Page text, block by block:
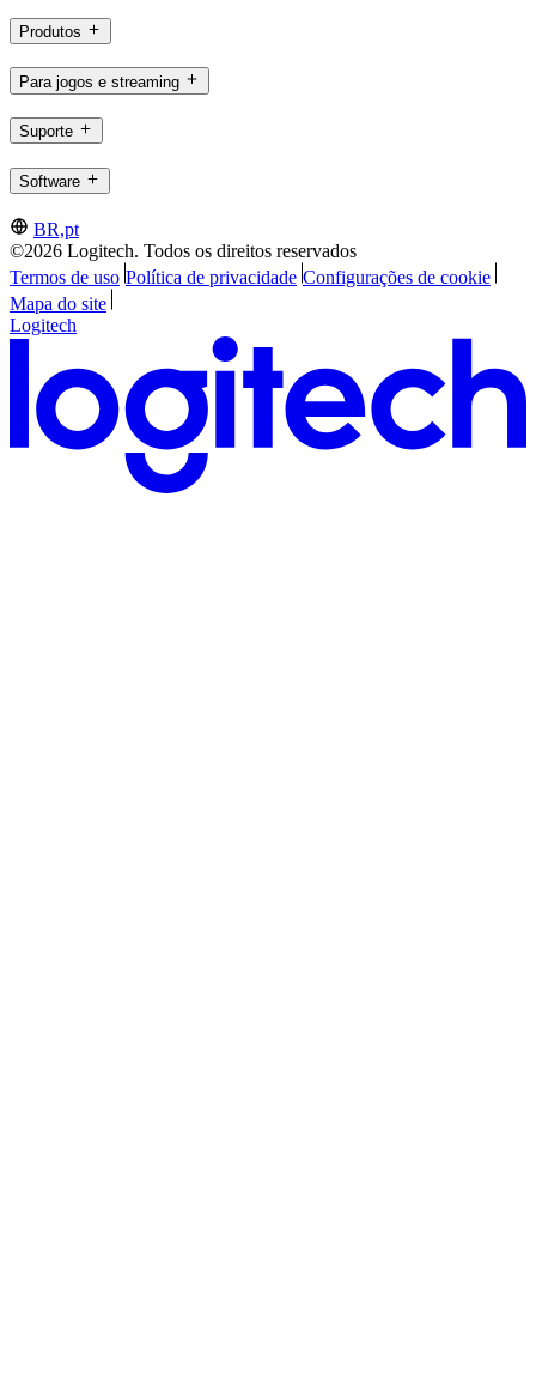
Produtos
Para jogos e streaming
Suporte
Software
BR,pt
©2026 Logitech. Todos os direitos reservados
Termos de uso Política de privacidade Configurações de cookie
Mapa do site
Logitech